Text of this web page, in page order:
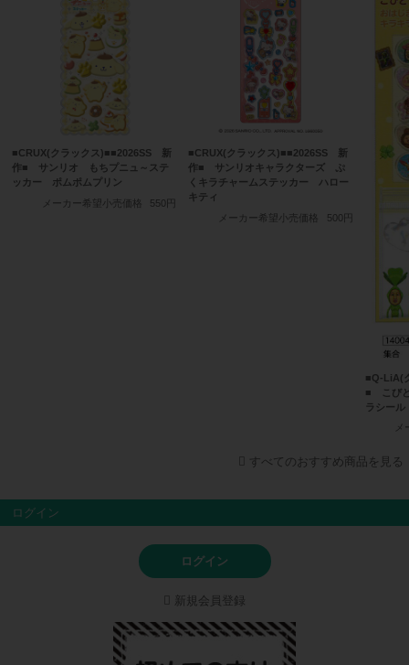
■CRUX(クラックス)■■2026SS 新
作■ サンリオ もちプニュ～ステ
ッカー ポムポムプリン
メーカー希望小売価格
550円
■CRUX(クラックス)■■2026SS 新
作■ サンリオキャラクターズ ぷ
くキラチャームステッカー ハロー
キティ
メーカー希望小売価格
500円
■Q-LiA(
■ こび
ラシー
すべてのおすすめ商品を見る
ログイン
ログイン
新規会員登録